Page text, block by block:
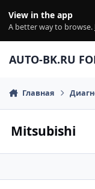
View in the app
A better way to browse.
AUTO-BK.RU
Главная
Mitsubishi